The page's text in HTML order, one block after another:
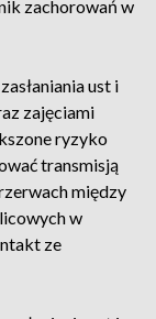
zachorowań w
ust i
zajęciami
ryzyko
transmisją
między
w
ze